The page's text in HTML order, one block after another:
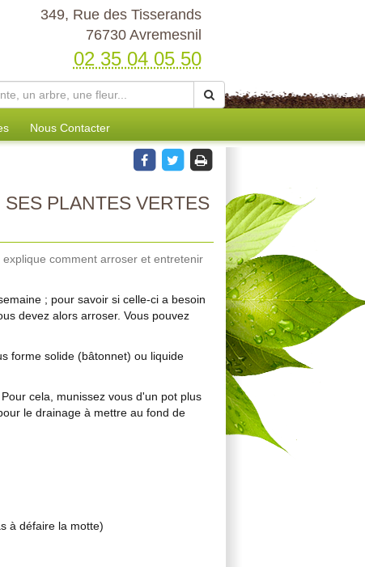
349, Rue des Tisserands
76730 Avremesnil
02 35 04 05 50
Nous Contacter
PLANTES VERTES
comment arroser et entretenir
; pour savoir si celle-ci a besoin
devez alors arroser. Vous pouvez
forme solide (bâtonnet) ou liquide
cela, munissez vous d'un pot plus
le drainage à mettre au fond de
à défaire la motte)